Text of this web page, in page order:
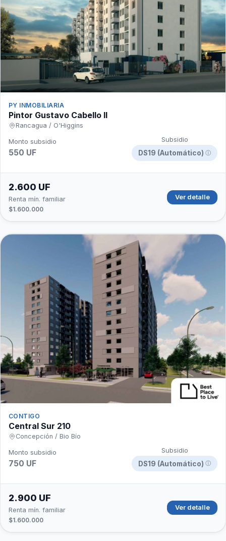
PY INMOBILIARIA
Pintor Gustavo Cabello II
Rancagua / O'Higgins
Monto subsidio
550 UF
Subsidio
DS19 (Automático) ⓘ
2.600 UF
Renta mín. familiar
$1.600.000
Ver detalle
CONTIGO
Central Sur 210
Concepción / Bio Bío
Monto subsidio
750 UF
Subsidio
DS19 (Automático) ⓘ
2.900 UF
Renta mín. familiar
$1.600.000
Ver detalle